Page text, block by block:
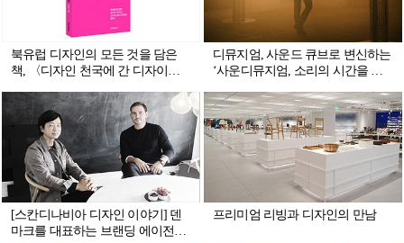
북유럽 디자인의 모든 것을 담은
책, 〈디자인 천국에 간 디자이
디뮤지엄, 사운드 큐브로 변신하는
‘사운디뮤지엄, 소리의 시간을 걷
[스칸디나비아 디자인 이야기] 덴
마크를 대표하는 브랜딩 에이전시
프리미엄 리빙과 디자인의 만남